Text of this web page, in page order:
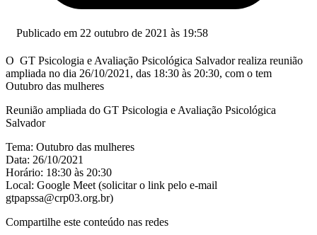
Publicado em 22 outubro de 2021 às 19:58
O GT Psicologia e Avaliação Psicológica Salvador realiza reunião
ampliada no dia 26/10/2021, das 18:30 às 20:30, com o tem
Outubro das mulheres
Reunião ampliada do GT Psicologia e Avaliação Psicológica
Salvador
Tema: Outubro das mulheres
Data: 26/10/2021
Horário: 18:30 às 20:30
Local: Google Meet (solicitar o link pelo e-mail
gtpapssa@crp03.org.br)
Compartilhe este conteúdo nas redes